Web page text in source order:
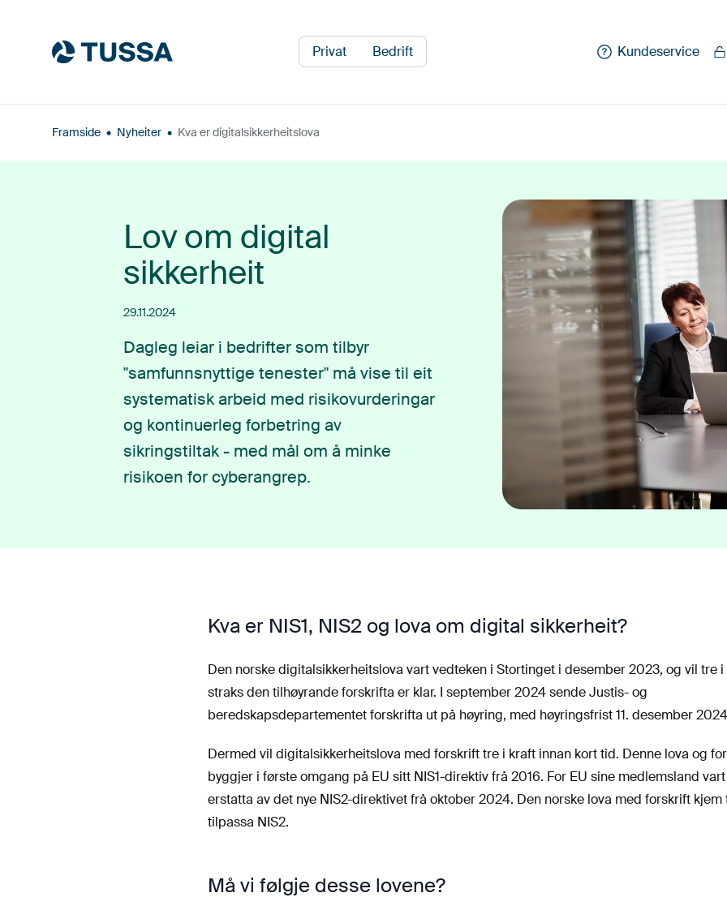
Privat Bedrift Kundeservice
Framside • Nyheiter • Kva er digitalsikkerheitslova
Lov om digital
sikkerheit
29.11.2024
Dagleg leiar i bedrifter som tilbyr
"samfunnsnyttige tenester" må vise til eit
systematisk arbeid med risikovurderingar
og kontinuerleg forbetring av
sikringstiltak - med mål om å minke
risikoen for cyberangrep.
Kva er NIS1, NIS2 og lova om digital sikkerheit?
Den norske digitalsikkerheitslova vart vedteken i Stortinget i desember 2023, og vil tre
straks den tilhøyrande forskrifta er klar. I september 2024 sende Justis- og
beredskapsdepartementet forskrifta ut på høyring, med høyringsfrist 11. desember
Dermed vil digitalsikkerheitslova med forskrift tre i kraft innan kort tid. Denne lova og
byggjer i første omgang på EU sitt NIS1-direktiv frå 2016. For EU sine medlemsland vart
erstatta av det nye NIS2-direktivet frå oktober 2024. Den norske lova med forskrift kjem
tilpassa NIS2.
Må vi følgje desse lovene?